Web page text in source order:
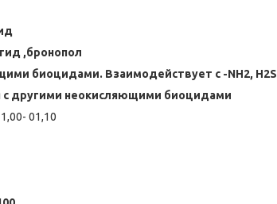
,бронопол
биоцидами. Взаимодействует с -NH2, Н2S
другими неокисляющими биоцидами
1,00- 01,10